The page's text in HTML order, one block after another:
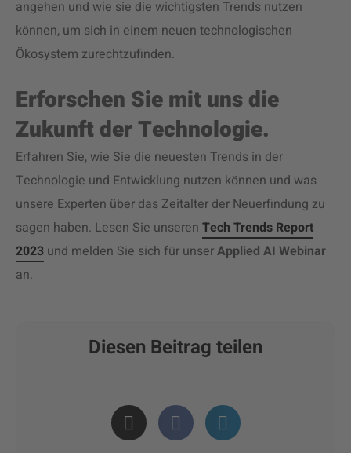
angehen und wie sie die wichtigsten Trends nutzen
können, um sich in einem neuen technologischen
Ökosystem zurechtzufinden.
Erforschen Sie mit uns die
Zukunft der Technologie.
Erfahren Sie, wie Sie die neuesten Trends in der
Technologie und Entwicklung nutzen können und was
unsere Experten über das Zeitalter der Neuerfindung zu
sagen haben. Lesen Sie unseren Tech Trends Report
2023 und melden Sie sich für unserApplied AI Webinar
an.
Diesen Beitrag teilen